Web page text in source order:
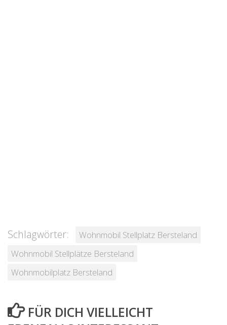
Schlagwörter:
Wohnmobil Stellplatz Bersteland
Wohnmobil Stellplätze Bersteland
Wohnmobilplatz Bersteland
FÜR DICH VIELLEICHT